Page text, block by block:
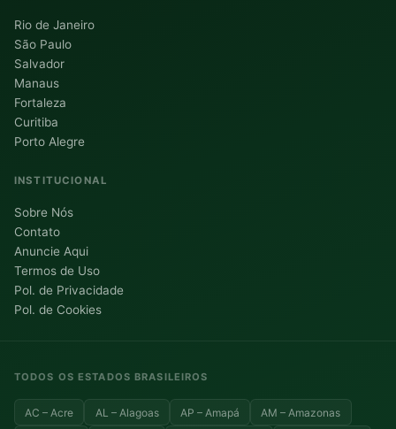
Rio de Janeiro
São Paulo
Salvador
Manaus
Fortaleza
Curitiba
Porto Alegre
INSTITUCIONAL
Sobre Nós
Contato
Anuncie Aqui
Termos de Uso
Pol. de Privacidade
Pol. de Cookies
TODOS OS ESTADOS BRASILEIROS
AC – Acre AL – Alagoas AP – Amapá AM – Amazonas